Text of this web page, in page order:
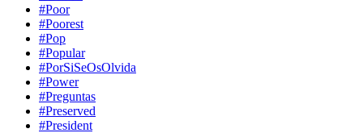
#Poor
#Poorest
#Pop
#Popular
#PorSiSeOsOlvida
#Power
#Preguntas
#Preserved
#President